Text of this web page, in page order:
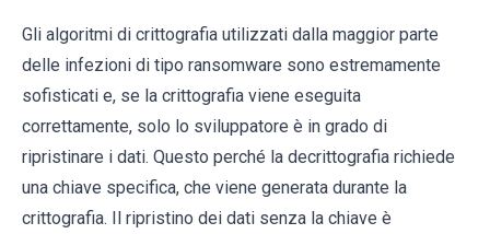
Gli algoritmi di crittografia utilizzati dalla maggior parte
delle infezioni di tipo ransomware sono estremamente
sofisticati e, se la crittografia viene eseguita
correttamente, solo lo sviluppatore è in grado di
ripristinare i dati. Questo perché la decrittografia richiede
una chiave specifica, che viene generata durante la
crittografia. Il ripristino dei dati senza la chiave è